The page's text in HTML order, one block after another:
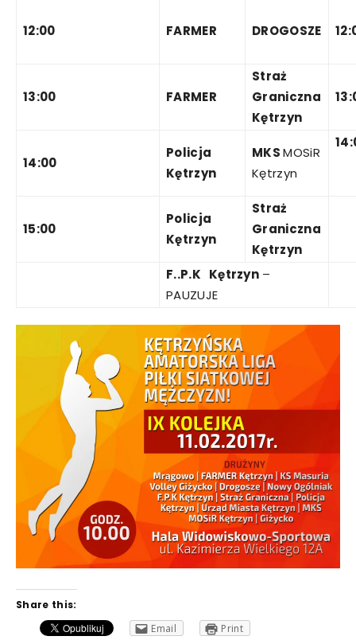
12:00 FARMER DROGOSZE
13:00 FARMER
Straż
Graniczna
Kętrzyn
14:00
Policja
Kętrzyn
MKSMOSiR
Kętrzyn
15:00
Policja
Kętrzyn
Straż
Graniczna
Kętrzyn
F..P.K Kętrzyn –
PAUZUJE
Share this:
Email
Print